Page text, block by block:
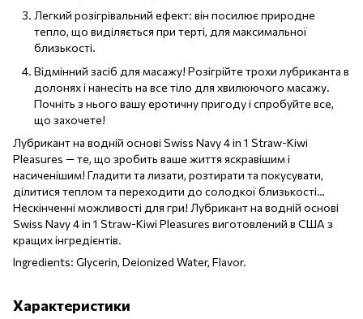
Легкий розігрівальний ефект: він посилює природне
тепло, що виділяється при терті, для максимальної
близькості.
Відмінний засіб для масажу! Розігрійте трохи лубриканта в
долонях і нанесіть на все тіло для хвилюючого масажу.
Почніть з нього вашу еротичну пригоду і спробуйте все,
що захочете!
Лубрикант на водній основі Swiss Navy 4 in 1 Straw-Kiwi
Pleasures — те, що зробить ваше життя яскравішим і
насиченішим! Гладити та лизати, розтирати та покусувати,
ділитися теплом та переходити до солодкої близькості…
Нескінченні можливості для гри! Лубрикант на водній основі
Swiss Navy 4 in 1 Straw-Kiwi Pleasures виготовлений в США з
кращих інгредієнтів.
Ingredients: Glycerin, Deionized Water, Flavor.
Характеристики